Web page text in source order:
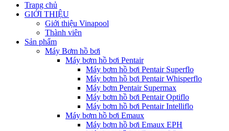
Trang chủ
GIỚI THIỆU
Giới thiệu Vinapool
Thành viên
Sản phẩm
Máy Bơm hồ bơi
Máy bơm hồ bơi Pentair
Máy bơm hồ bơi Pentair Superflo
Máy bơm hồ bơi Pentair Whisperflo
Máy bơm Pentair Supermax
Máy bơm hồ bơi Pentair Optiflo
Máy bơm hồ bơi Pentair Intelliflo
Máy bơm hồ bơi Emaux
Máy bơm hồ bơi Emaux EPH